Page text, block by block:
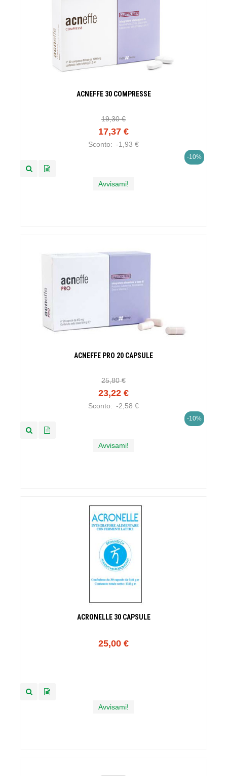
ACNEFFE 30 COMPRESSE
19,30 €
17,37 €
Sconto: -1,93 €
-10%
Avvisami!
ACNEFFE PRO 20 CAPSULE
25,80 €
23,22 €
Sconto: -2,58 €
-10%
Avvisami!
ACRONELLE 30 CAPSULE
25,00 €
Avvisami!